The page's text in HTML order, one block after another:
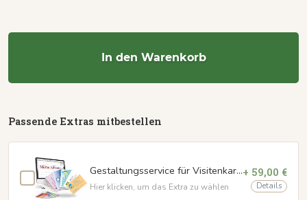
In den Warenkorb
Passende Extras mitbestellen
Gestaltungsservice für Visitenkarten
Hier klicken, um das Extra zu wählen
+ 59,00 €
Details